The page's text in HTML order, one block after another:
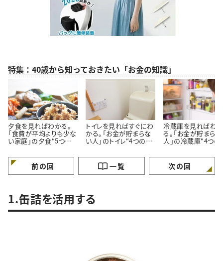
特集：40歳から知っておきたい「お金の知識」
夕食を見ればわかる。
「食費が平均よりも少な
い家庭」の夕食“5つの
トイレを見ればすぐにわ
かる。「お金が貯まらな
い人」のトイレ“4つの特
冷蔵庫を見ればわか
る。「お金が貯まら
人」の冷蔵庫“4つの
前の回 一覧 次の回
1.缶詰を活用する